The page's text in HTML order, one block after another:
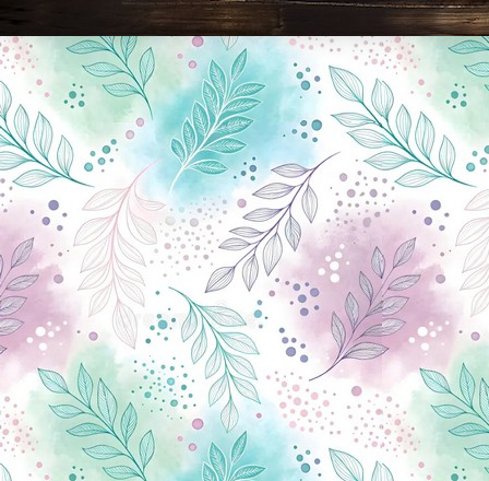
Новини Чернігова, Чернігівські новини, Чернігівський формат, новини Чернігова, події в Чернігові: політика, економіка, аналітика, культура, відеоновини, екологія, спортивний Чернігів, туризм, Чернігів